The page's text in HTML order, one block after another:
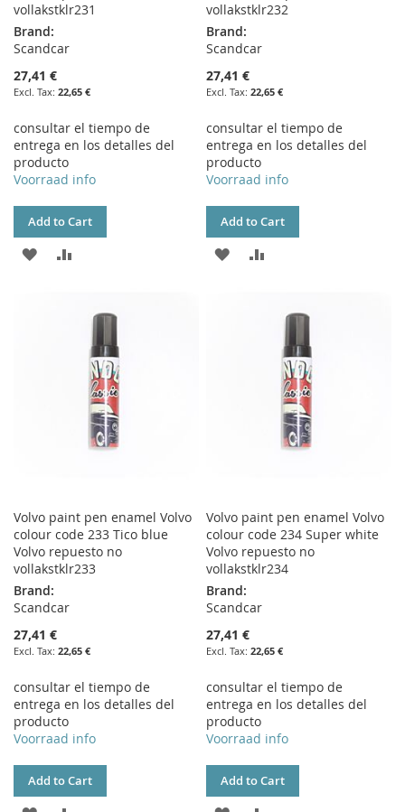
vollakstklr231
Brand:
Scandcar
27,41 €
22,65 €
consultar el tiempo de
entrega en los detalles del
producto
Voorraad info
Add to Cart
ADD
COMPARE
vollakstklr232
Brand:
Scandcar
27,41 €
22,65 €
consultar el tiempo de
entrega en los detalles del
producto
Voorraad info
Add to Cart
ADD
COMPARE
Volvo paint pen enamel Volvo
colour code 233 Tico blue
Volvo repuesto no
vollakstklr233
Brand:
Scandcar
27,41 €
22,65 €
consultar el tiempo de
entrega en los detalles del
producto
Voorraad info
Add to Cart
Volvo paint pen enamel Volvo
colour code 234 Super white
Volvo repuesto no
vollakstklr234
Brand:
Scandcar
27,41 €
22,65 €
consultar el tiempo de
entrega en los detalles del
producto
Voorraad info
Add to Cart